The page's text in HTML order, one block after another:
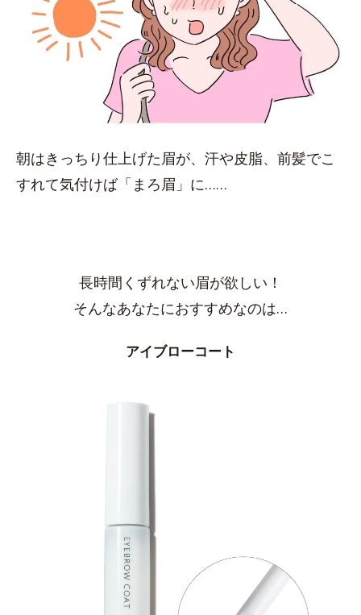
朝はきっちり仕上げた眉が、汗や皮脂、前髪でこ
すれて気付けば「まろ眉」に……
長時間くずれない眉が欲しい！
そんなあなたにおすすめなのは…
アイブローコート